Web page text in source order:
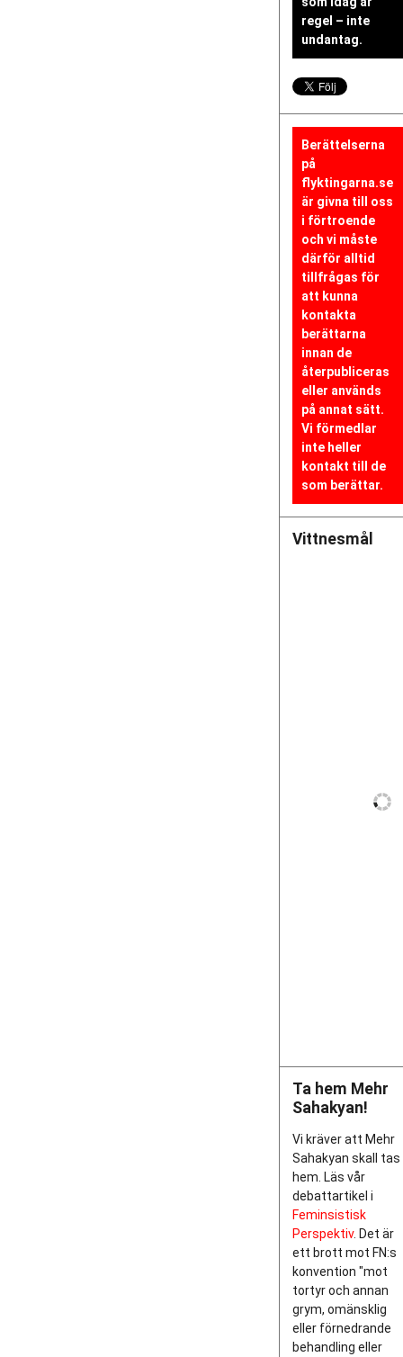
regel – inte
undantag.
Berättelserna
på
flyktingarna.se
är givna till oss
i förtroende
och vi måste
därför alltid
tillfrågas för
att kunna
kontakta
berättarna
innan de
återpubliceras
eller används
på annat sätt.
Vi förmedlar
inte heller
kontakt till de
som berättar.
Vittnesmål
Ta hem Mehr
Sahakyan!
Vi kräver att Mehr
Sahakyan skall tas
hem. Läs vår
debattartikel i
Feminsistisk
Perspektiv. Det är
ett brott mot FN:s
konvention "mot
tortyr och annan
grym, omänsklig
eller förnedrande
behandling eller